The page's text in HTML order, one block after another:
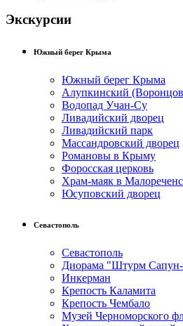
Экскурсии
Южный берег Крыма
Южный берег Крыма
Алупкинский
Водопад Учан-Су
Ливадийский дворец
Ливадийский парк
Массандровский дворец
Романовы в Крыму
Форосская церковь
Храм-маяк в
Юсуповский дворец
Севастополь
Севастополь
Диорама "Штурм
Инкерман
Крепость Каламита
Крепость Чембало
Музей Черноморского